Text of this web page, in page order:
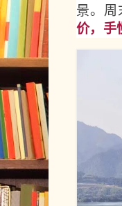
景。 周
价，手